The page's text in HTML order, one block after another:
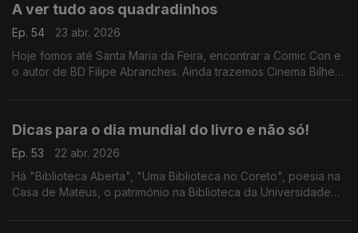
A ver tudo aos quadradinhos
Ep. 54
23 abr. 2026
Hoje fomos até Santa Maria da Feira, encontrar a Comic Con e
o autor de BD Filipe Abranches. Ainda trazemos Cinema Bilhete
Dicas para o dia mundial do livro e não só!
Ep. 53
22 abr. 2026
Há "Biblioteca Aberta", "Uma Biblioteca no Coreto", poesia na
Casa de Mateus, o património na Biblioteca da Universidade